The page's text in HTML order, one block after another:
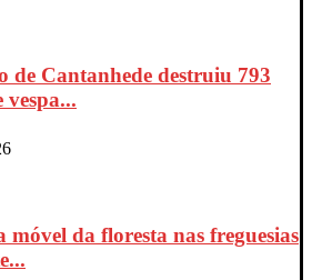
de Cantanhede destruiu 793
vespa...
móvel da floresta nas freguesias